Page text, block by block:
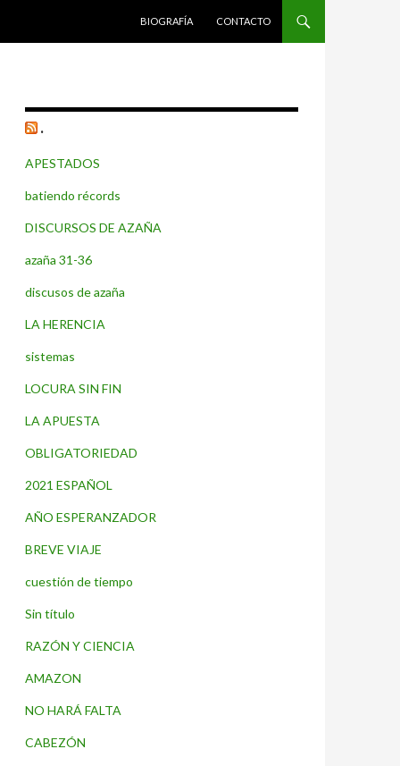
BIOGRAFÍA
CONTACTO
.
APESTADOS
batiendo récords
DISCURSOS DE AZAÑA
azaña 31-36
discusos de azaña
LA HERENCIA
sistemas
LOCURA SIN FIN
LA APUESTA
OBLIGATORIEDAD
2021 ESPAÑOL
AÑO ESPERANZADOR
BREVE VIAJE
cuestión de tiempo
Sin título
RAZÓN Y CIENCIA
AMAZON
NO HARÁ FALTA
CABEZÓN